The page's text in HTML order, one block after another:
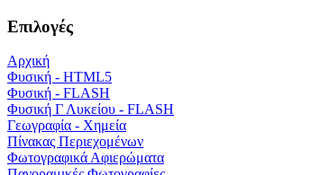
Επιλογές
Αρχική
Φυσική - HTML5
Φυσική - FLASH
Φυσική Γ Λυκείου - FLASH
Γεωγραφία - Χημεία
Πίνακας Περιεχομένων
Φωτογραφικά Αφιερώματα